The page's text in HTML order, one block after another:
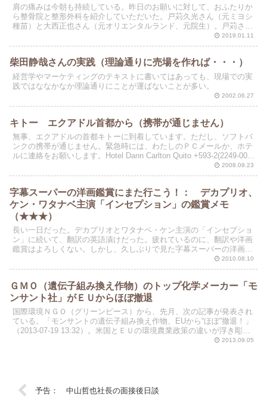
肩の痛みは今朝も持続している。昨日のお願いに対して、おふたりか
ら整骨院と整形外科を紹介していただいた。戸苅久光さん（元ミヨシ
種苗）と大西正也さん（元オリエンタルランド、元院生）。戸苅さん
から紹介していただいたのは、葛飾区柴又の「匡正堂斎藤整...2019.01.11
柴田静哉さんの実践（理論通りに売場を作れば・・・）
経営学やマーケティングのテキストに書いてはあっても、現場での実
践ではななかなか理論通りにことが運ばないことが多い。
2002.06.27
キトー エクアドル首都から（携帯が通じません）
無事、エクアドルの首都キトーに到着しています。ただし、ソフトバ
ンクの携帯が通じません。緊急時には、わたしのＰＣメールか、ホテ
ルに連絡をお願いします。Hotel Dann Carlton Quito +593-2(2249-008
2008.09.23
字幕スーパーの洋画鑑賞にまた行こう！： デカプリオ、
ケン・ワタナベ主演「インセプション」の鑑賞メモ
（★★★）
長い一日だった。デカプリオとワタナベ・ケン主演の「インセプショ
ン」に続いて、翻訳の英語漬けだった。疲れているのに、翻訳や洋画
鑑賞はよろしくない。しかし、久しぶりで見た字幕スーパーの洋画は
2010.08.10
ＧＭＯ（遺伝子組み換え作物）のトップ化学メーカー「モ
ンサント社」がＥＵからほぼ撤退
国際環境ＮＧＯ（グリーンピース）から、先月、次の記事が発表され
ている。「モンサントの遺伝子組み換え作物、EUから“ほぼ”撤退！」
（2013-07-19 13:32）。米国とＥＵの環境農業政策の違いが浮き彫り
2013.09.05
予告： 中山哲也社長の面接後日談